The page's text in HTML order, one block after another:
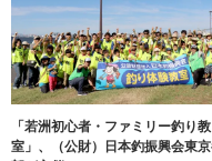
「若洲初心者・ファミリー釣り教
室」、（公財）日本釣振興会東